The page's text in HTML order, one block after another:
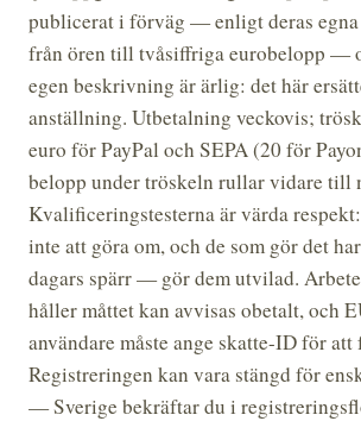
publicerat i förväg — enligt deras egna
från ören till tvåsiffriga eurobelopp —
egen beskrivning är ärlig: det här
anställning. Utbetalning veckovis;
euro för PayPal och SEPA (20 för
belopp under tröskeln rullar vidare till
Kvalificeringstesterna är värda
inte att göra om, och de som gör det
dagars spärr — gör dem utvilad.
håller måttet kan avvisas obetalt, och
användare måste ange skatte-ID för att
Registreringen kan vara stängd för
— Sverige bekräftar du i